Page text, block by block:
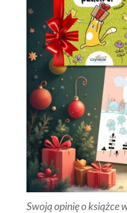
Swoją opinię o książce